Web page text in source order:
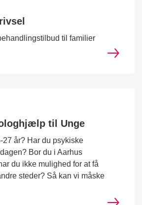
til familier
til Unge
27 år? Har du psykiske
Bor du i Aarhus
du ikke mulighed for at få
steder? Så kan vi måske